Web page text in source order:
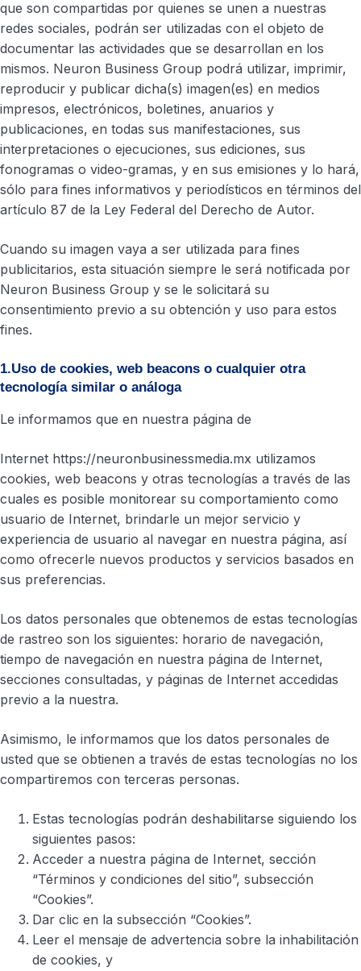
que son compartidas por quienes se unen a nuestras
redes sociales, podrán ser utilizadas con el objeto de
documentar las actividades que se desarrollan en los
mismos. Neuron Business Group podrá utilizar, imprimir,
reproducir y publicar dicha(s) imagen(es) en medios
impresos, electrónicos, boletines, anuarios y
publicaciones, en todas sus manifestaciones, sus
interpretaciones o ejecuciones, sus ediciones, sus
fonogramas o video-gramas, y en sus emisiones y lo hará,
sólo para fines informativos y periodísticos en términos del
artículo 87 de la Ley Federal del Derecho de Autor.
Cuando su imagen vaya a ser utilizada para fines
publicitarios, esta situación siempre le será notificada por
Neuron Business Group y se le solicitará su
consentimiento previo a su obtención y uso para estos
fines.
1.Uso de cookies, web beacons o cualquier otra
tecnología similar o análoga
Le informamos que en nuestra página de
Internet https://neuronbusinessmedia.mx utilizamos
cookies, web beacons y otras tecnologías a través de las
cuales es posible monitorear su comportamiento como
usuario de Internet, brindarle un mejor servicio y
experiencia de usuario al navegar en nuestra página, así
como ofrecerle nuevos productos y servicios basados en
sus preferencias.
Los datos personales que obtenemos de estas tecnologías
de rastreo son los siguientes: horario de navegación,
tiempo de navegación en nuestra página de Internet,
secciones consultadas, y páginas de Internet accedidas
previo a la nuestra.
Asimismo, le informamos que los datos personales de
usted que se obtienen a través de estas tecnologías no los
compartiremos con terceras personas.
Estas tecnologías podrán deshabilitarse siguiendo los
siguientes pasos:
Acceder a nuestra página de Internet, sección
“Términos y condiciones del sitio”, subsección
“Cookies”.
Dar clic en la subsección “Cookies”.
Leer el mensaje de advertencia sobre la inhabilitación
de cookies, y